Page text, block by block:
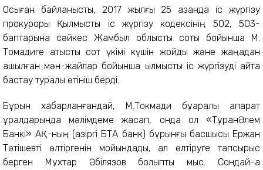
Осыған байланысты, 2017 жылғы 25 қазанда іс жүргізу
прокуроры Қылмыстық іс жүргізу кодексінің 502, 503-
баптарына сәйкес Жамбыл облыстық соты бойынша М.
Тоқмадиге қатысты сот үкімі күшін жойды және жаңадан
ашылған мән-жайлар бойынша қылмыстық іс жүргізуді қайта
бастау туралы өтініш берді.
Бұрын хабарланғандай, М.Токмади бұқаралық ақпарат
құралдарында мәлімдеме жасап, онда ол «ТұранӘлем
Банкі» АҚ-ның (қазіргі БТА банк) бұрынғы басшысы Ержан
Тәтішевті өлтіргенін мойындады, ал өлтіруге тапсырыс
берген Мұхтар Әбілязов болыпты мыс. Сондай-ақ